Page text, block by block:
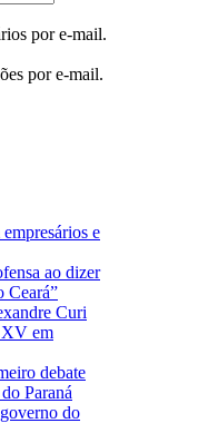
por e-mail.
por e-mail.
e
ao dizer
Ceará”
Curi
XV em
debate
Paraná
do